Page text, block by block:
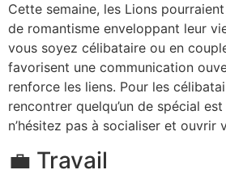
Cette semaine, les Lions
de romantisme enveloppant leur
vous soyez célibataire ou en
favorisent une communication
renforce les liens. Pour les
rencontrer quelqu’un de spécial
n’hésitez pas à socialiser et ouvrir
💼 Travail